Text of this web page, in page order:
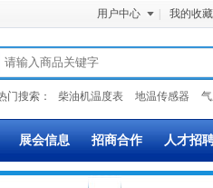
用户中心 我的收藏
门搜索： 柴油机温度表 地温传感器
展会信息 招商合作 人才招